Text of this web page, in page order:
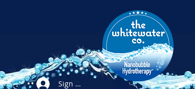
Sign Up / Login